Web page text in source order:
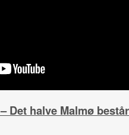
Det halve Malmø